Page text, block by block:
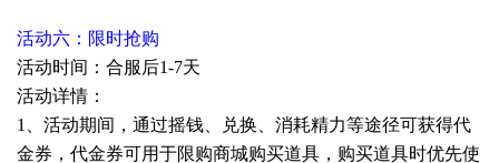
活动六：限时抢购
活动时间：合服后1-7天
活动详情：
1、活动期间，通过摇钱、兑换、消耗精力等途径可获得代
金券，代金券可用于限购商城购买道具，购买道具时优先使